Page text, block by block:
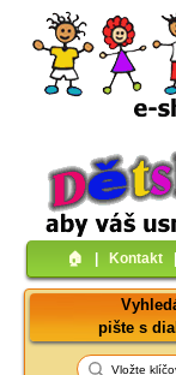
🏠︎ Kontakt
pište s